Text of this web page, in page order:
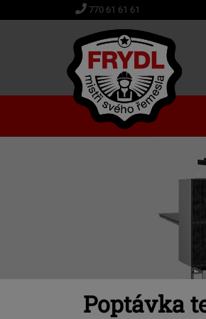
770 61 61 61
Poptávka